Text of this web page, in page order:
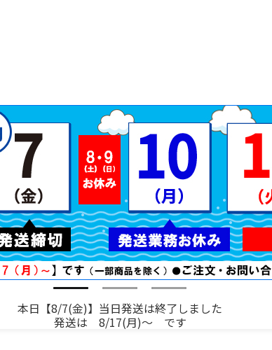
本日【8/7(金)】当日発送は終了しました
発送は 8/17(月)～ です